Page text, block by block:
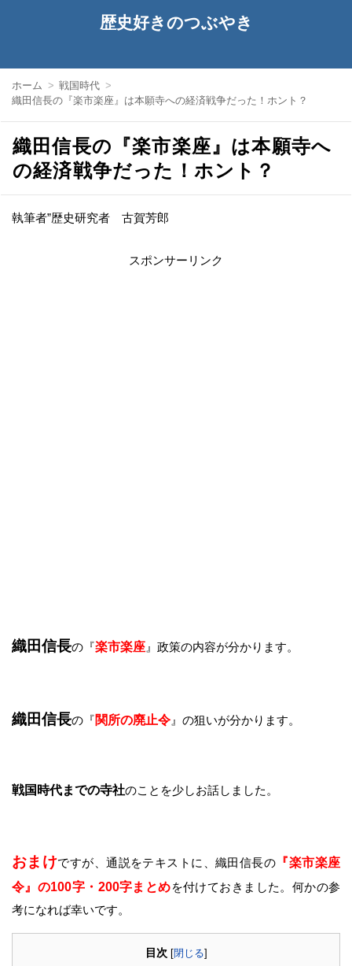
歴史好きのつぶやき
ホーム
戦国時代
織田信長の『楽市楽座』は本願寺への経済戦争だった！ホント？
織田信長の『楽市楽座』は本願寺へ
の経済戦争だった！ホント？
執筆者”歴史研究者 古賀芳郎
スポンサーリンク
織田信長の『楽市楽座 』政策の内容が分かります。
織田信長の『関所の廃止令 』の狙いが分かります。
戦国時代までの寺社のことを少しお話しました。
おまけですが、通説をテキストに、織田信長の 『楽市楽座
令』の100字・200字まとめを付けておきました。何かの参
考になれば幸いです。
目次 [閉じる]